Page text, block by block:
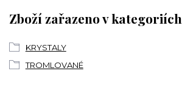
Zboží zařazeno v kategoriích
KRYSTALY
TROMLOVANÉ